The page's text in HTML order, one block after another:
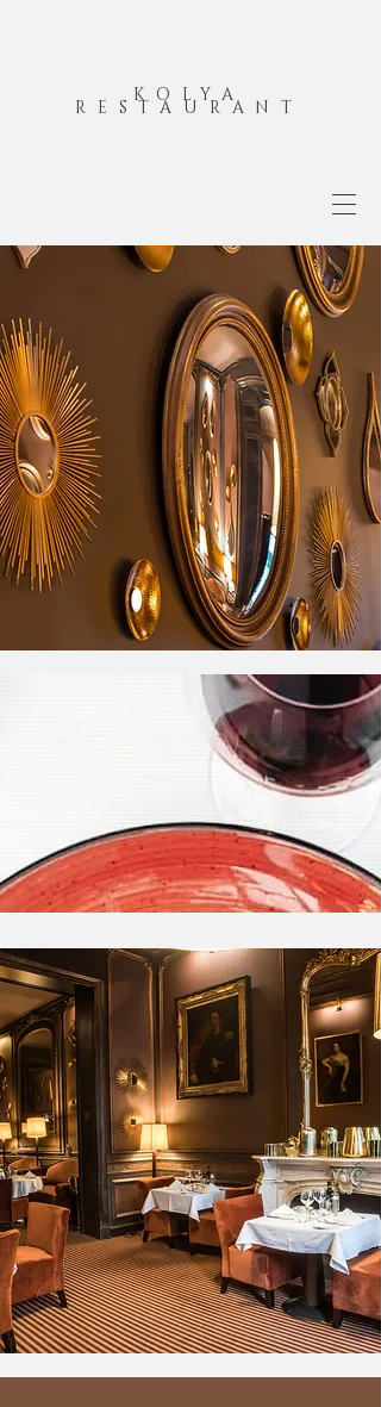
KOLYA
RESTAURANT